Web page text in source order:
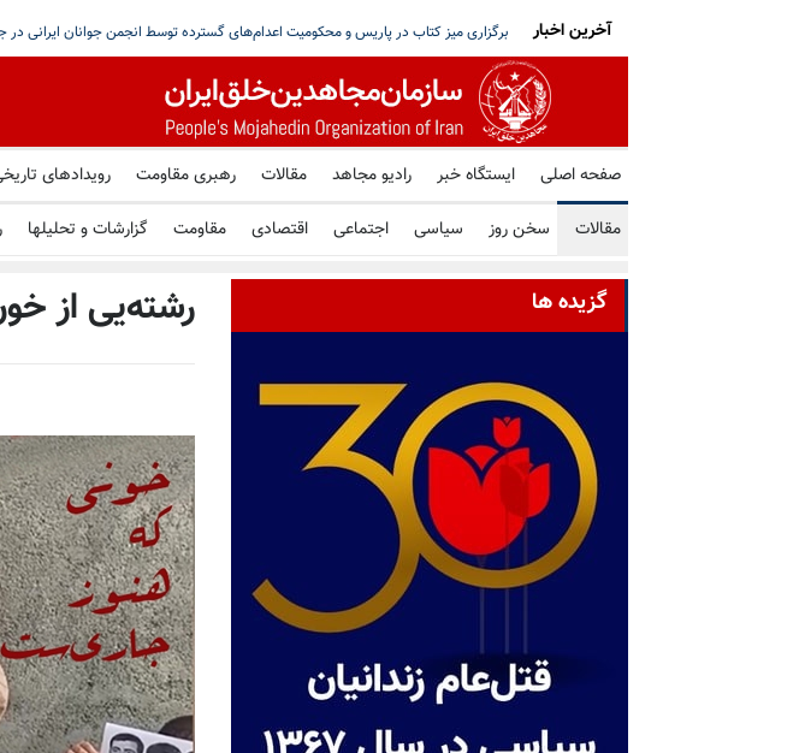
شورای ملی مقاومت ایران - مسئول شورا - تبریک ۳۰ تیر در صد و بیستمین خواستار توقف فوری همه اعدامها در ایران شد
آخرین اخبار
صفحه اصلی ایستگاه خبر رادیو مجاهد مقالات رهبری مقاومت رویدادهای
مقالات سخن روز سیاسی اجتماعی اقتصادی مقاومت گزارشات و تحلیلها
رشته‌یی از گزیده ها